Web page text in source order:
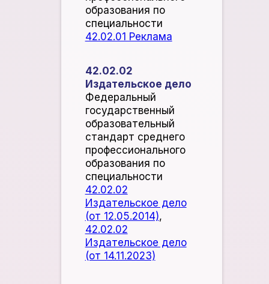
образования по
специальности
42.02.01 Реклама
42.02.02
Издательское дело
Федеральный
государственный
образовательный
стандарт среднего
профессионального
образования по
специальности
42.02.02
Издательское дело
(от 12.05.2014),
42.02.02
Издательское дело
(от 14.11.2023)